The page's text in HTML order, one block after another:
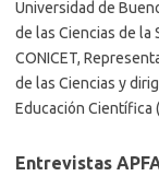
Universidad de
de las Ciencias de la
CONICET,
de las Ciencias y
Educación Científica
Entrevistas